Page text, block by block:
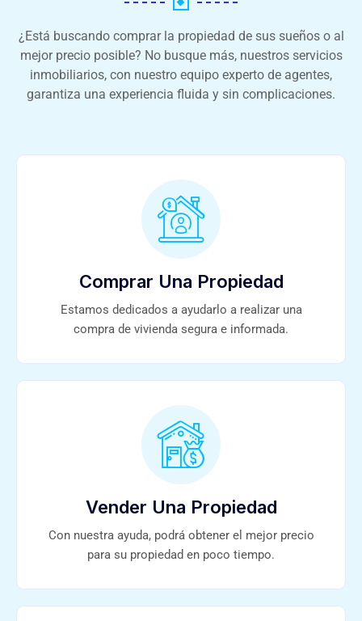
¿Está buscando comprar la propiedad de sus sueños o al
mejor precio posible? No busque más, nuestros servicios
inmobiliarios, con nuestro equipo experto de agentes,
garantiza una experiencia fluida y sin complicaciones.
Comprar Una Propiedad
Estamos dedicados a ayudarlo a realizar una
compra de vivienda segura e informada.
Vender Una Propiedad
Con nuestra ayuda, podrá obtener el mejor precio
para su propiedad en poco tiempo.